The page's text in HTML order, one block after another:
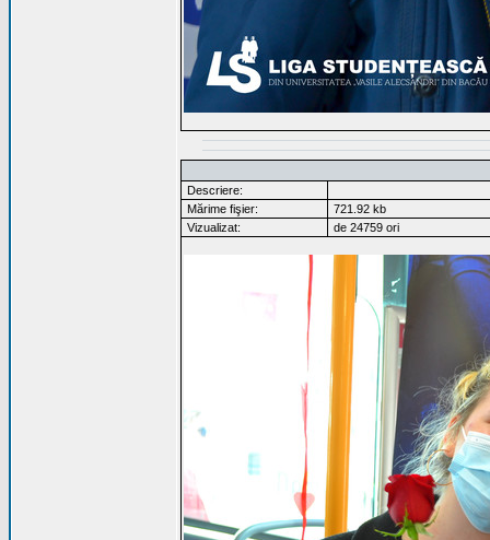
Descriere:
Mărime fişier:
721.92 kb
Vizualizat:
de 24759 ori